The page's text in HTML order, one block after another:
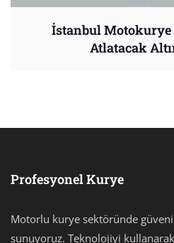
İstanbul Motokurye
Atlatacak
Profesyonel Kurye
Motorlu kurye sektöründe
sunuyoruz. Teknolojiyi